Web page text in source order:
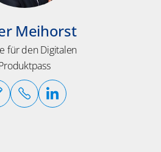
Meihorst
für den Digitalen